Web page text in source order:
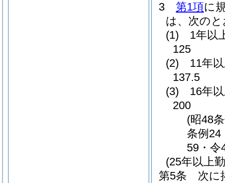
3
第1項に
は、次の
(1)
1年以
125
(2)
11年
137.5
(3)
16年
200
(昭48
条例24
59・令
(25年以上
第5条
次に